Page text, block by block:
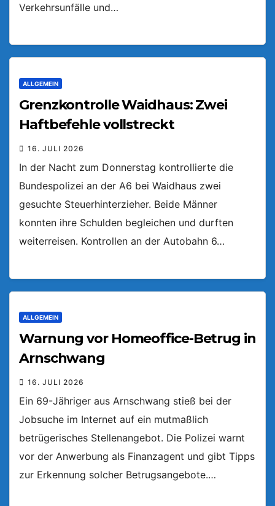
Verkehrsunfälle und…
ALLGEMEIN
Grenzkontrolle Waidhaus: Zwei
Haftbefehle vollstreckt
16. JULI 2026
In der Nacht zum Donnerstag kontrollierte die
Bundespolizei an der A6 bei Waidhaus zwei
gesuchte Steuerhinterzieher. Beide Männer
konnten ihre Schulden begleichen und durften
weiterreisen. Kontrollen an der Autobahn 6…
ALLGEMEIN
Warnung vor Homeoffice-Betrug in
Arnschwang
16. JULI 2026
Ein 69-Jähriger aus Arnschwang stieß bei der
Jobsuche im Internet auf ein mutmaßlich
betrügerisches Stellenangebot. Die Polizei warnt
vor der Anwerbung als Finanzagent und gibt Tipps
zur Erkennung solcher Betrugsangebote.…